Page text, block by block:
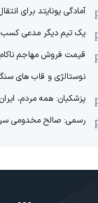
آمادگی یونایتد برای
یک تیم دیگر مدعی
قیمت فروش مهاجم
نوستالژی و قاب های سنگین، میلان 1 -
پزشکیان: همه مردم،
رسمی: صالح مخدومی